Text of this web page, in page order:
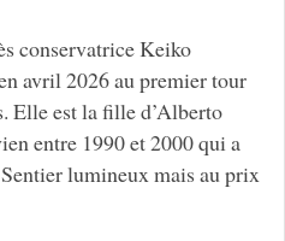
conservatrice Keiko
avril 2026 au premier tour
Elle est la fille d’Alberto
entre 1990 et 2000 qui a
lumineux mais au prix